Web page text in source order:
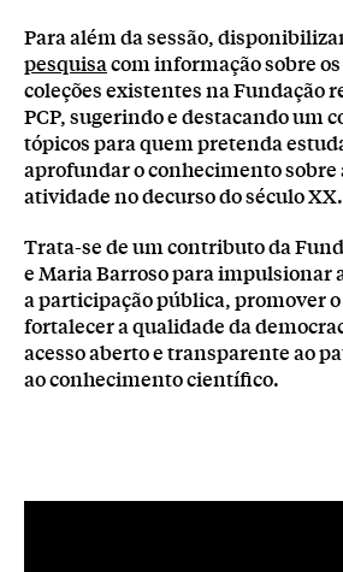
Para além da sessão,
pesquisacom informação sobre
coleções existentes na Fundação
PCP, sugerindo e destacando um
tópicos para quem pretenda
aprofundar o conhecimento sobre
atividade no decurso do século XX.
Trata-se de um contributo da
e Maria Barroso para impulsionar
a participação pública, promover
fortalecer a qualidade da
acesso aberto e transparente ao
ao conhecimento científico.